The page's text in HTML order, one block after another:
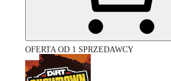
OFERTA OD 1 SPRZEDAWCY